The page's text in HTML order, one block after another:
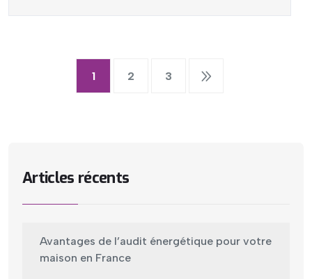
1 2 3
Articles récents
Avantages de l’audit énergétique pour votre
maison en France